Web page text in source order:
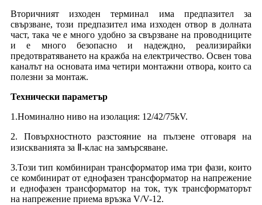
Вторичният изходен терминал има предпазител за
свързване, този предпазител има изходен отвор в долната
част, така че е много удобно за свързване на проводниците
и е много безопасно и надеждно, реализирайки
предотвратяването на кражба на електричество. Освен това
каналът на основата има четири монтажни отвора, които са
полезни за монтаж.
Технически параметър
1.Номинално ниво на изолация: 12/42/75kV.
2. Повърхностното разстояние на пълзене отговаря на
изискванията за Ⅱ-клас на замърсяване.
3.Този тип комбиниран трансформатор има три фази, които
се комбинират от еднофазен трансформатор на напрежение
и еднофазен трансформатор на ток, тук трансформаторът
на напрежение приема връзка V/V-12.